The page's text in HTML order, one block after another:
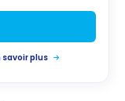
savoir plus